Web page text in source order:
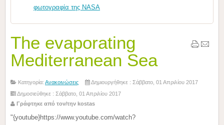
φωτογραφία της NASA
The evaporating
Mediterranean Sea
Κατηγορία: Ανακοινώσεις
Δημιουργήθηκε : Σάββατο, 01 Απριλίου 2017
Δημοσιεύθηκε : Σάββατο, 01 Απριλίου 2017
Γράφτηκε από τον/την kostas
"{youtube}https://www.youtube.com/watch?